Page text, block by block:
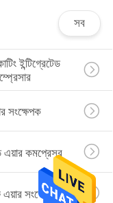
সব
ইন্টিগ্রেটেড
সংক্ষেপক
এয়ার কমপ্রেসর
এয়ার সংক্ষেপক